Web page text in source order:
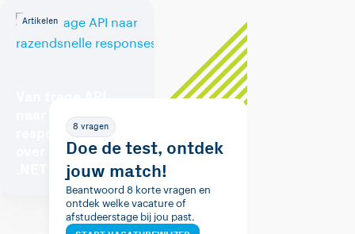
Artikelen
naar razendsnelle
responses: Alles
over caching in
8 vragen
Doe de test, ontdek
jouw match!
Beantwoord 8 korte vragen en
ontdek welke vacature of
afstudeerstage bij jou past.